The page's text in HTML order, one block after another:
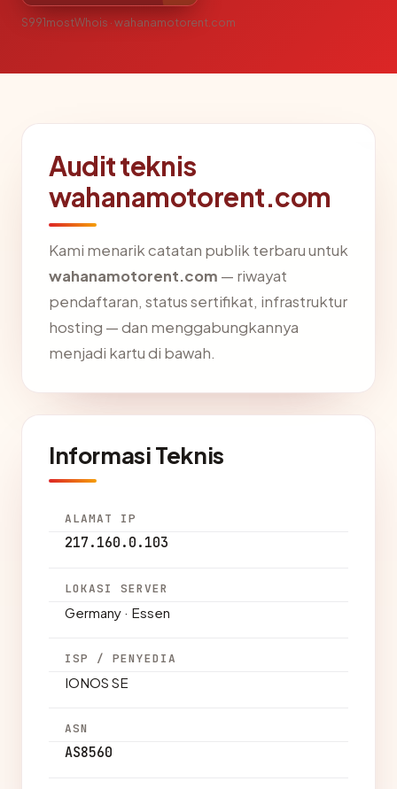
S991mostWhois · wahanamotorent.com
Audit teknis
wahanamotorent.com
Kami menarik catatan publik terbaru untuk
wahanamotorent.com — riwayat
pendaftaran, status sertifikat, infrastruktur
hosting — dan menggabungkannya
menjadi kartu di bawah.
Informasi Teknis
ALAMAT IP
217.160.0.103
LOKASI SERVER
Germany · Essen
ISP / PENYEDIA
IONOS SE
ASN
AS8560